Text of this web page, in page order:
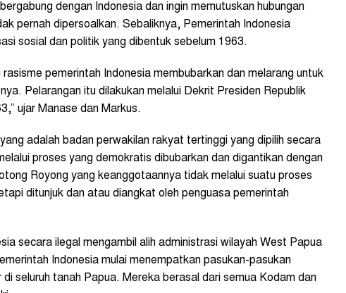
dengan Indonesia dan ingin memutuskan hubungan
pernah dipersoalkan. Sebaliknya, Pemerintah Indonesia
sosial dan politik yang dibentuk sebelum 1963.
pemerintah Indonesia membubarkan dan melarang untuk
Pelarangan itu dilakukan melalui Dekrit Presiden Republik
ujar Manase dan Markus.
adalah badan perwakilan rakyat tertinggi yang dipilih secara
proses yang demokratis dibubarkan dan digantikan dengan
Royong yang keanggotaannya tidak melalui suatu proses
ditunjuk dan atau diangkat oleh penguasa pemerintah
secara ilegal mengambil alih administrasi wilayah West Papua
Indonesia mulai menempatkan pasukan-pasukan
seluruh tanah Papua. Mereka berasal dari semua Kodam dan